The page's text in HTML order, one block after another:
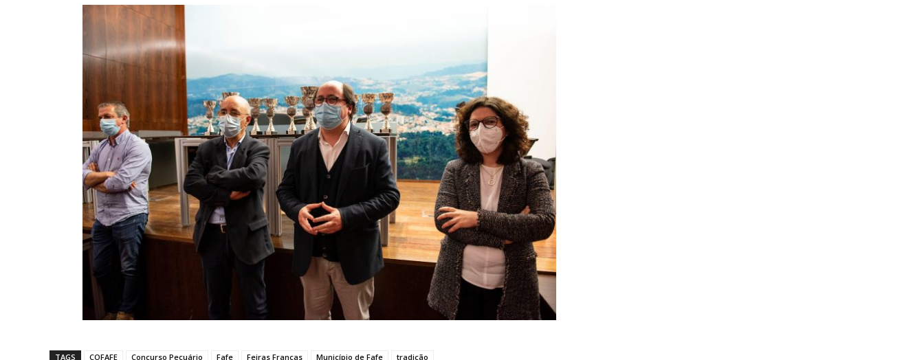
TAGS COFAFE Concurso Pecuário Fafe Feiras Francas Município de Fafe tradição